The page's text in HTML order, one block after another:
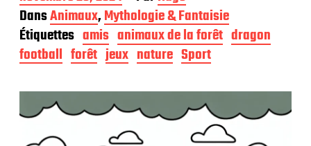
a
t
e
d
e
u
l
DansAnimaux,Mythologie & Fantaisie
Étiquettes amis animaux de la forêt dragon
football forêt jeux nature Sport